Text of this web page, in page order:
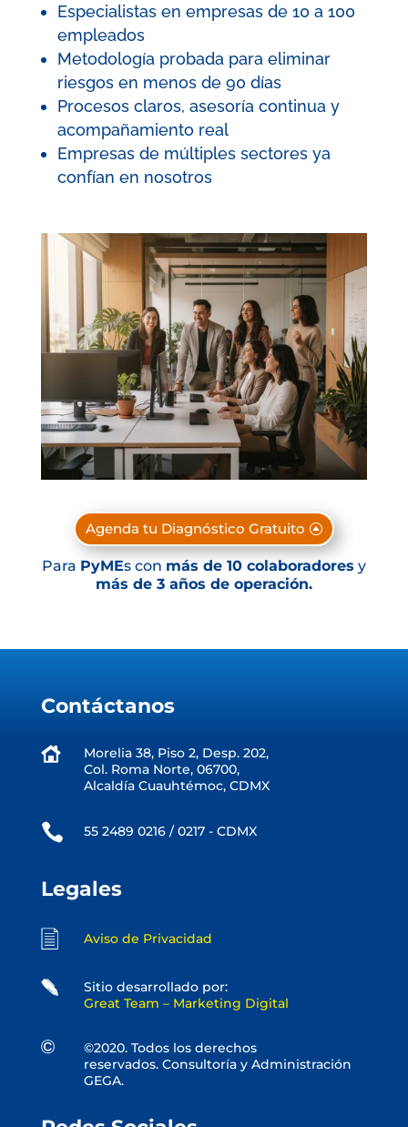
Especialistas en empresas de 10 a 100
empleados
Metodología probada para eliminar
riesgos en menos de 90 días
Procesos claros, asesoría continua y
acompañamiento real
Empresas de múltiples sectores ya
confían en nosotros
Agenda tu Diagnóstico Gratuito
Para PyMEs con más de 10 colaboradores y
más de 3 años de operación.
Contáctanos
Morelia 38, Piso 2, Desp. 202,
Col. Roma Norte, 06700,
Alcaldía Cuauhtémoc, CDMX
 55 2489 0216 / 0217 - CDMX
Legales
Aviso de Privacidad
Sitio desarrollado por:
Great Team – Marketing Digital
©2020. Todos los derechos
reservados. Consultoría y Administración
GEGA.